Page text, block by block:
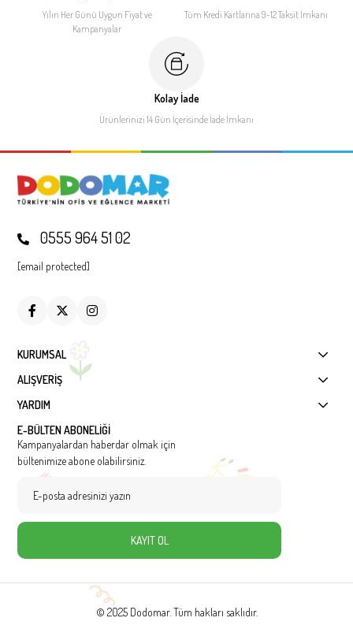
Yılın Her Günü Uygun Fiyatve
Kampanyalar
Tüm Kredi Kartlarına 9-12Taksit İmkanı
Kolay İade
Ürünlerinizi 14 Gün İçerisinde İade İmkanı
0555 964 51 02
[email protected]
KURUMSAL
ALIŞVERİŞ
YARDIM
E-BÜLTEN ABONELİĞİ
Kampanyalardan haberdar olmak için
bültenimize abone olabilirsiniz.
KAYIT OL
© 2025 Dodomar. Tüm hakları saklıdır.